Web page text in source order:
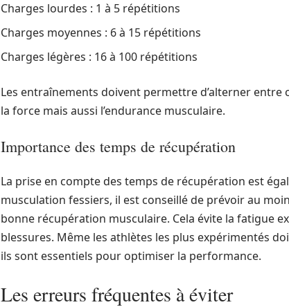
Charges lourdes : 1 à 5 répétitions
Charges moyennes : 6 à 15 répétitions
Charges légères : 16 à 100 répétitions
Les entraînements doivent permettre d’alterner entre
la force mais aussi l’endurance musculaire.
Importance des temps de récupération
La prise en compte des temps de récupération est
musculation fessiers, il est conseillé de prévoir au
bonne récupération musculaire. Cela évite la fatigue
blessures. Même les athlètes les plus expérimentés
ils sont essentiels pour optimiser la performance.
Les erreurs fréquentes à éviter